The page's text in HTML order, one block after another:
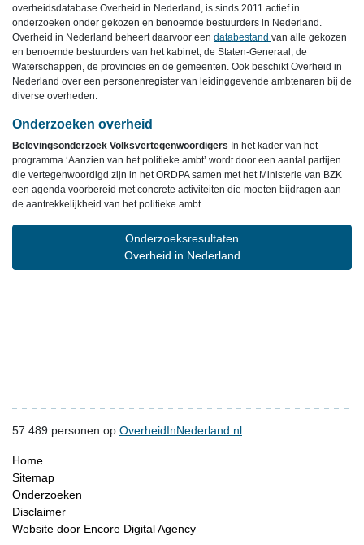
overheidsdatabase Overheid in Nederland, is sinds 2011 actief in
onderzoeken onder gekozen en benoemde bestuurders in Nederland.
Overheid in Nederland beheert daarvoor een databestand van alle gekozen
en benoemde bestuurders van het kabinet, de Staten-Generaal, de
Waterschappen, de provincies en de gemeenten. Ook beschikt Overheid in
Nederland over een personenregister van leidinggevende ambtenaren bij de
diverse overheden.
Onderzoeken overheid
Belevingsonderzoek Volksvertegenwoordigers In het kader van het
programma ‘Aanzien van het politieke ambt’ wordt door een aantal partijen
die vertegenwoordigd zijn in het ORDPA samen met het Ministerie van BZK
een agenda voorbereid met concrete activiteiten die moeten bijdragen aan
de aantrekkelijkheid van het politieke ambt.
Onderzoeksresultaten
Overheid in Nederland
57.489 personen op OverheidInNederland.nl
Home
Sitemap
Onderzoeken
Disclaimer
Website door Encore Digital Agency